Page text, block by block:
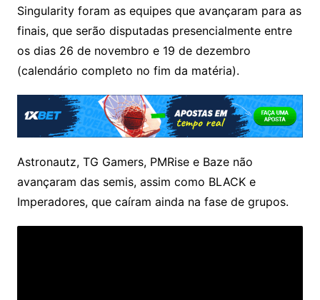
Singularity foram as equipes que avançaram para as
finais, que serão disputadas presencialmente entre
os dias 26 de novembro e 19 de dezembro
(calendário completo no fim da matéria).
Astronautz, TG Gamers, PMRise e Baze não
avançaram das semis, assim como BLACK e
Imperadores, que caíram ainda na fase de grupos.